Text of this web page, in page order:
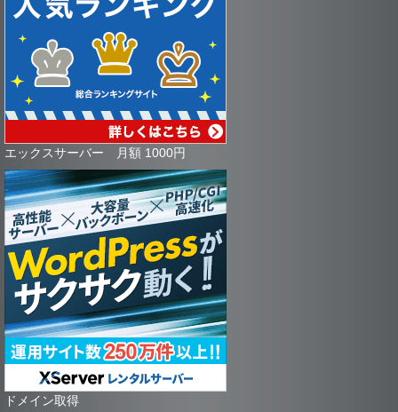
エックスサーバー 月額 1000円
ドメイン取得